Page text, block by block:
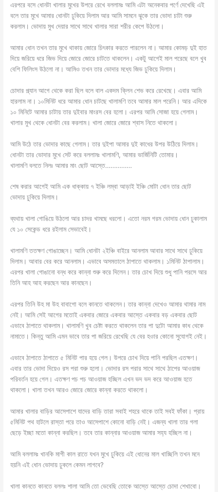
এরপরে বসে ধোনটা খালার মুখের উপরে রেখে বললামঃ আমি এটা অনেকবার পর্ণে দেখেছি এই
বলে তার মুখে আমার ধোনটা ঢুকিয়ে দিলাম আর আমি সামনে ঝুকে তার ভোদা চাটা শুরু
করলাম। ভোদায় মুখ দেয়ার সাথে সাথে খালার সারা শরীর কেপে উঠলো।
আমার ধোন তখন তার মুখে থাকায় জোরে চিৎকার করতে পারলেন না। আমার কোমড় দুই হাত
দিয়ে জরিয়ে ধরে জিভ দিয়ে জোরে জোরে চাটতে থাকলেন। একটু আগেই মাল পরেছে বলে খুব
বেশি ফিলিংস উঠলো না। আমিও তখন তার ভোদার মধ্যে জিভ ঢুকিয়ে দিলাম।
চোদার প্ল্যান আগে থেকে করা ছিল বলে বাল একদম ক্লিন শেভ করে রেখেছে। এবার আমি
হারলাম না। ১০মিনিট ধরে আমার ধোন চাটছে খালামণি তবে আমার মাল পরেনি। আর এদিকে
১০ মিনিটে আমার চাটায় তার দুইবার মাংরস বের হলো। এরপর আমি সোজা হয়ে গেলাম।
খালার মুখ থেকে ধোনটা বের করলাম। খালা জোরে জোরে শ্বাস নিতে থাকলো।
আমি উঠে তার ভোদার কাছে গেলাম। তার দুইপা আমার দুই কাধের উপর উঠিয়ে দিলাম।
ধোনটা তার ভোদার মুখে সেট করে বললামঃ খালামণি, আমার ভার্জিনিটি তোমার।
খালামণি বলতে নিলঃ আমার মাং ছোট আস্তে……………
শেষ করার আগেই আমি এক ধাক্কায় ৭ ইঞ্চি লম্বা আড়াই ইঞ্চি মোটা ধোন তার ছোট
ভোদায় ঢুকিয়ে দিলাম।
ব্যথায় খালা গোঙিয়ে উঠলো আর চাদর খামছে ধরলো। এতো নরম গরম ভোদায় ধোন ঢুকালাম
যে ১০ সেকেন্ড ধরে রইলাম সেভাবেই।
খালামণি ততক্ষণ গোঙাচ্ছেন। আমি ধোনটা ২ইঞ্চি বাইরে আনলাম আবার সাথে সাথে ঢুকিয়ে
দিলাম। আবার বের করে আনলাম। এভাবে অসমতালে ঠাপাতে থাকলাম। ১মিনিট ঠাপালাম।
এরপর খালা গোঙানো বন্ধ করে কান্না শুরু করে দিলেন। তার চোখ দিয়ে শুধু পানি পরসে আর
তিনি আহ আহ করছেন আর কানছেন।
এরপর তিনি উহ মা উহ বাবাগো বলে কানতে থাকলেন। তার কান্না দেখেও আমার থামার নাম
নেই। আমি সেই আগের মতোই একবার জোরে একবার আস্তে একবার বড় একবার ছোট
এভাবে ঠাপাতে থাকলাম। খালামণি খুব চেষ্টা করতে থাকলেন তার পা দুটো আমার কাধ থেকে
নামাতে। কিন্তু আমি এমন ভাবে তার পা জরিয়ে রেখেছি যে বের হওার কোনো সুযোগই নেই।
এভাবে ঠাপাতে ঠাপাতে ৫ মিনিট পার হয়ে গেল। উপরে চোখ দিয়ে পানি পরছিল এতক্ষণ।
এবার তার ভোদা দিয়েও রস পরা শুরু হলো। ভোদার রস পরার সাথে সাথে ঠাপের আওয়াজ
পরিবর্তন হয়ে গেল। এতক্ষণ পচ পচ আওয়াজ হচ্ছিল এখন ভদ ভদ করে আওয়াজ হতে
থাকলো। খালা তখন আরও জোরে জোরে কান্না করতে থাকলো।
আমার খালার বাড়ির আসেপাশে যাদের বাড়ি তারা সবাই শহরে থাকে তাই সবই ফাঁকা। প্রায়
৫মিনিট পথ হাটলে রাস্তা পরে তাও আসেপাশে কোনো বাড়ি নেই। এজন্য খালা তার গলা
ছেড়ে ইচ্ছা মতো কান্না করছিল। তবে তার কান্নার আওয়াজ আমার সহ্য হচ্ছিল না।
আমি বললামঃ খানকি মাগী কাল রাতে যখন মুখে ঢুকিয়ে এই ধোনের মাল খাচ্ছিলি তখন মনে
হয়নি এই ধোন ভোদায় ঢুকলে কেমন লাগবে?
খালা কানতে কানতে বললঃ শালা আমি তো ভেবেছি তোকে আস্তে আস্তে চোদা শেখাবো।